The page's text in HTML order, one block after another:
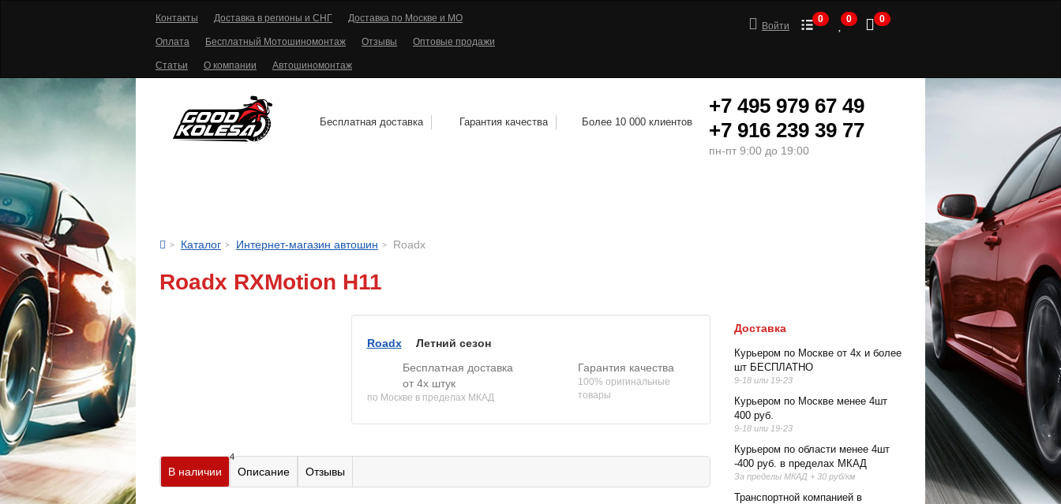
Контакты Доставка в регионы и СНГ Доставка по Москве и МО
Оплата Бесплатный Мотошиномонтаж Отзывы Оптовые продажи
Статьи О компании Автошиномонтаж
Войти
0 0 0
Бесплатная доставка Гарантия качества Более 10 000 клиентов
+7 495 979 67 49
+7 916 239 39 77
пн-пт 9:00 до 19:00
Каталог Интернет-магазин автошин Roadx
Roadx RXMotion H11
Roadx
Летний сезон
Бесплатная доставка
от 4х штук
по Москве в пределах МКАД
Гарантия качества
100% оригинальные
товары
В наличии
4
Описание Отзывы
Доставка
Курьером по Москве от 4х и более
шт БЕСПЛАТНО
9-18 или 19-23
Курьером по Москве менее 4шт
400 руб.
9-18 или 19-23
Курьером по области менее 4шт
-400 руб. в пределах МКАД
За пределы МКАД + 30 руб/км
Транспортной компанией в